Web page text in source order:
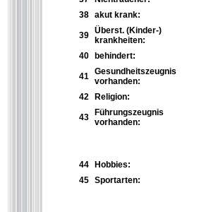
38 akut krank:
39 Überst. (Kinder-)
krankheiten:
40 behindert:
41 Gesundheitszeugnis
vorhanden:
42 Religion:
43
Führungszeugnis
vorhanden:
44 Hobbies:
45 Sportarten: